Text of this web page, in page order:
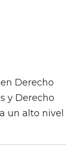
Derecho
y Derecho
un alto nivel